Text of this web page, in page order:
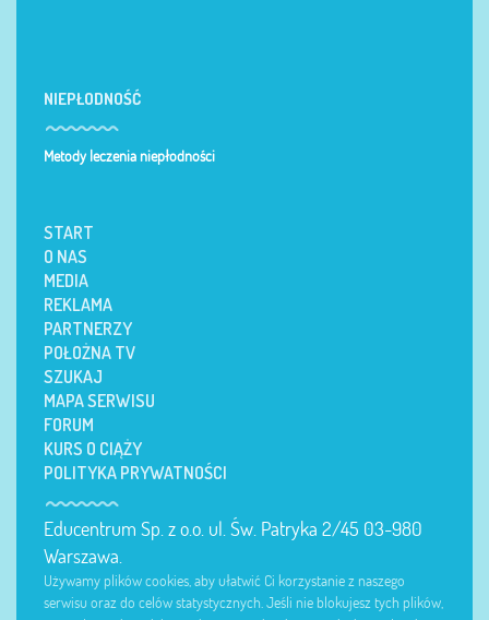
NIEPŁODNOŚĆ
Metody leczenia niepłodności
START
O NAS
MEDIA
REKLAMA
PARTNERZY
POŁOŻNA TV
SZUKAJ
MAPA SERWISU
FORUM
KURS O CIĄŻY
POLITYKA PRYWATNOŚCI
Educentrum Sp. z o.o. ul. Św. Patryka 2/45 03-980
Warszawa.
Używamy plików cookies, aby ułatwić Ci korzystanie z naszego
serwisu oraz do celów statystycznych. Jeśli nie blokujesz tych plików,